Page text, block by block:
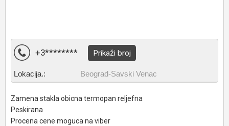
+3******** Prikaži broj
Lokacija.: Beograd-Savski Venac
Zamena stakla obicna termopan reljefna
Peskirana
Procena cene moguca na viber